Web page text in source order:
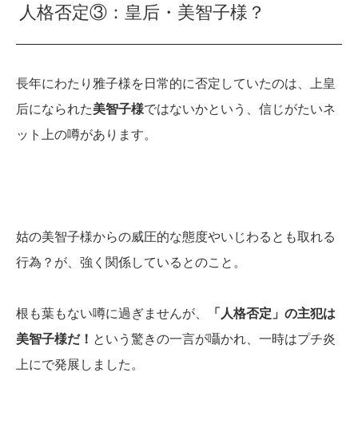
人格否定③：皇后・美智子様？
長年にわたり雅子様を日常的に否定していたのは、上皇
后になられた美智子様ではないかという、信じがたいネ
ット上の噂があります。
姑の美智子様からの威圧的な態度やいじわるとも取れる
行為？が、強く関係しているとのこと。
根も葉もない噂に過ぎませんが、
「人格否定」の主犯は
美智子様だ！ という驚きの一言が囁かれ、一時はプチ炎
上にで発展しました。